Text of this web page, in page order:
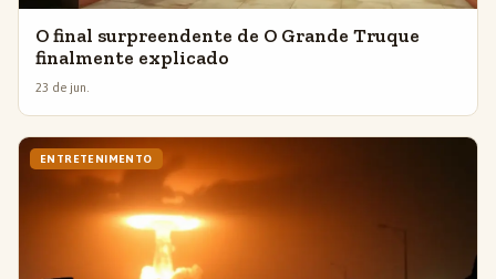
O final surpreendente de O Grande Truque
finalmente explicado
23 de jun.
ENTRETENIMENTO